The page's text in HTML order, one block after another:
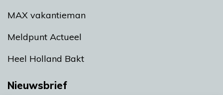
MAX vakantieman
Meldpunt Actueel
Heel Holland Bakt
Nieuwsbrief